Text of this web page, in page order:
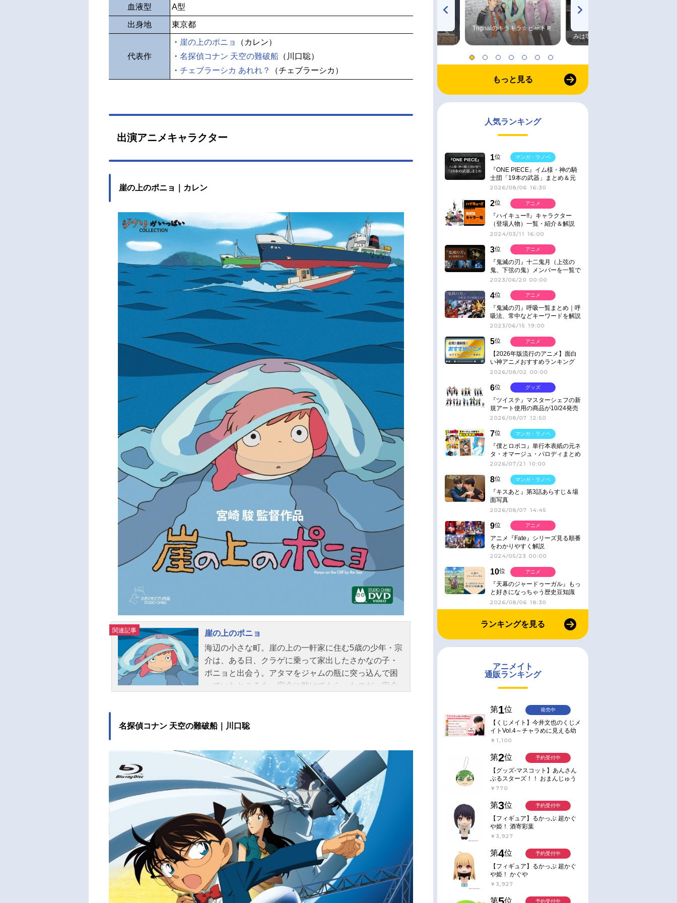
血液型 A型
出身地 東京都
代表作
・ 崖の上のポニョ
（カレン）
・ 名探偵コナン 天空の難破船 （川口聡）
・ チェブラーシカ あれれ？ （チェブラーシカ）
出演アニメキャラクター
崖の上のポニョ｜カレン
関連記事
崖の上のポニョ
海辺の小さな町。崖の上の一軒家に住む5歳の少年・宗
介は、ある日、クラゲに乗って家出したさかなの子・
ポニョと出会う。アタマをジャムの瓶に突っ込んで困
っていたところを、宗介に助けてもらったのだ。宗介
間を辞め、海の住人となった父・フジモトによって、
たい!ポニョは、妹たちの力を借りて父の魔法を盗み出
し、再び宗介のいる人間の世界を目指す。危険な力を
持つ生命の水がまき散らされた。海はふくれあがり、
嵐が巻き起こり、妹たちは巨大な水魚に変身して、宗
介のいる崖へ、大津波となって押し寄せる。海の世界
の混乱は、宗介たちが暮らす町をまるごと飲み込み、
海の中へと沈めてしまう―。作品名崖の上のポニョ放
送形態劇場版アニメシリーズスタジオジブリスケジュ
ール2008年7月19日（土）キャストポニョ：奈良柚莉
愛（神月柚莉愛）宗介：土井洋輝リサ：山口智子耕
一：長嶋一茂グランマンマーレ：天海祐希フジモト：
所ジョージ婦人：柊瑠美ポニョのいもうと達：矢野顕
子トキ：吉行和子ヨシエ：奈良岡朋子カヨ：左時枝ク
名探偵コナン 天空の難破船｜川口聡
radio 大直会 2nd season
Trignalのキラキラ☆ビートＲ
みは塩だけ
もっと見る
人気ランキング
1位
『ONE PIECE』イム様・神の騎
士団「19本の武器」まとめ＆元
ネタ
2026/08/06 16:30
マンガ・ラノベ
2位
『ハイキュー!!』キャラクター
（登場人物）一覧・紹介＆解説
2024/03/11 16:00
アニメ
3位
『鬼滅の刃』十二鬼月（上弦の
鬼、下弦の鬼）メンバーを一覧で
紹介＆解説（登場鬼の情報まと
2023/06/20 00:00
アニメ
4位
『鬼滅の刃』呼吸一覧まとめ｜呼
吸法、常中などキーワードを解説
2023/06/15 19:00
アニメ
5位
【2026年版流行のアニメ】面白
い神アニメおすすめランキング
【名作・話題作】｜ジャンル別人
2026/08/02 00:00
アニメ
6位
『ツイステ』マスターシェフの新
規アート使用の商品が10/24発売
2026/08/07 12:50
グッズ
7位
『僕とロボコ』単行本表紙の元ネ
タ・オマージュ・パロディまとめ
2026/07/21 10:00
マンガ・ラノベ
8位
『キスあと』第3話あらすじ＆場
面写真
2026/08/07 14:45
マンガ・ラノベ
9位
アニメ『Fate』シリーズ見る順番
をわかりやすく解説
2024/05/23 00:00
アニメ
10位
『天幕のジャードゥーガル』もっ
と好きになっちゃう歴史豆知識
2026/08/06 18:30
アニメ
ランキングを見る
アニメイト
通販ランキング
第1位
【くじメイト】今井文也のくじメ
イトVol.4～チャラめに見える幼
馴染、実は一途で独占欲が強いん
￥1,100
発売中
第2位
【グッズ-マスコット】あんさん
ぶるスターズ！！ おまんじゅう
にぎにぎマスコット ねくすと2
￥770
予約受付中
第3位
【フィギュア】るかっぷ 超かぐ
や姫！ 酒寄彩葉
￥3,927
予約受付中
第4位
【フィギュア】るかっぷ 超かぐ
や姫！ かぐや
￥3,927
予約受付中
第 位 予約受付中